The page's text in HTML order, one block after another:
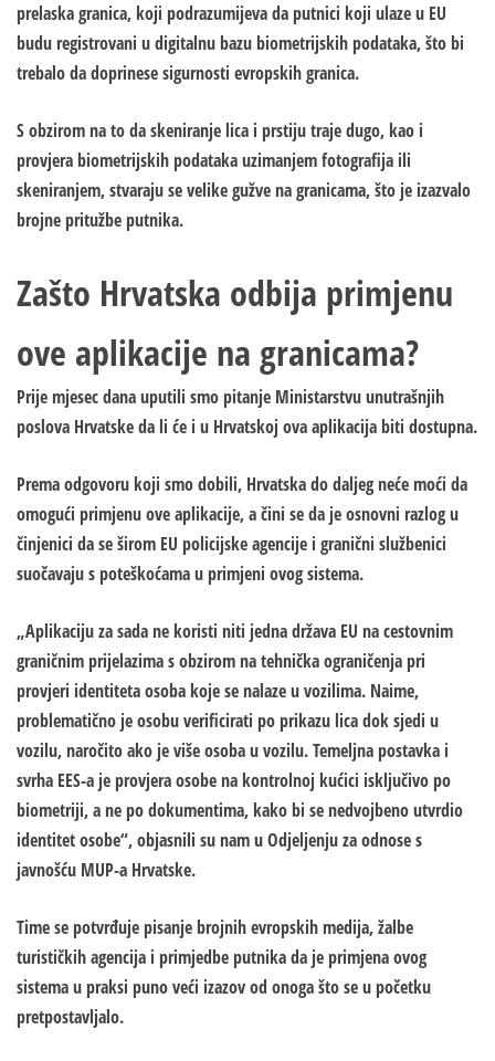
prelaska granica, koji podrazumijeva da putnici koji ulaze u EU
budu registrovani u digitalnu bazu biometrijskih podataka, što bi
trebalo da doprinese sigurnosti evropskih granica.
S obzirom na to da skeniranje lica i prstiju traje dugo, kao i
provjera biometrijskih podataka uzimanjem fotografija ili
skeniranjem, stvaraju se velike gužve na granicama, što je izazvalo
brojne pritužbe putnika.
Zašto Hrvatska odbija primjenu
ove aplikacije na granicama?
Prije mjesec dana uputili smo pitanje Ministarstvu unutrašnjih
poslova Hrvatske da li će i u Hrvatskoj ova aplikacija biti dostupna.
Prema odgovoru koji smo dobili, Hrvatska do daljeg neće moći da
omogući primjenu ove aplikacije, a čini se da je osnovni razlog u
činjenici da se širom EU policijske agencije i granični službenici
suočavaju s poteškoćama u primjeni ovog sistema.
„Aplikaciju za sada ne koristi niti jedna država EU na cestovnim
graničnim prijelazima s obzirom na tehnička ograničenja pri
provjeri identiteta osoba koje se nalaze u vozilima. Naime,
problematično je osobu verificirati po prikazu lica dok sjedi u
vozilu, naročito ako je više osoba u vozilu. Temeljna postavka i
svrha EES-a je provjera osobe na kontrolnoj kućici isključivo po
biometriji, a ne po dokumentima, kako bi se nedvojbeno utvrdio
identitet osobe“, objasnili su nam u Odjeljenju za odnose s
javnošću MUP-a Hrvatske.
Time se potvrđuje pisanje brojnih evropskih medija, žalbe
turističkih agencija i primjedbe putnika da je primjena ovog
sistema u praksi puno veći izazov od onoga što se u početku
pretpostavljalo.